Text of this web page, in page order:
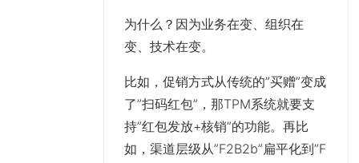
为什么？因为业务在变、组织在
变、技术在变。
比如，促销方式从传统的”买赠”变成
了”扫码红包”，那TPM系统就要支
持”红包发放+核销”的功能。再比
如，渠道层级从”F2B2b”扁平化到”F